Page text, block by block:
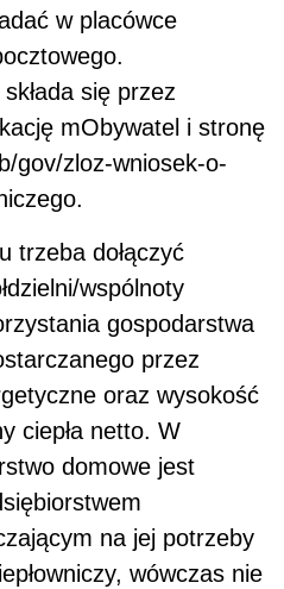
w placówce
się przez
mObywatel i stronę
gov/zloz-wniosek-o-
trzeba dołączyć
wspólnoty
gospodarstwa
przez
oraz wysokość
ciepła netto. W
domowe jest
na jej potrzeby
wówczas nie